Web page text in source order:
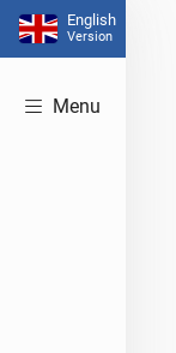
English
Version
Menu